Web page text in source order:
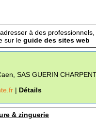
à des
sur le guide des sites web
SAS GUERIN
| Détails
& zinguerie